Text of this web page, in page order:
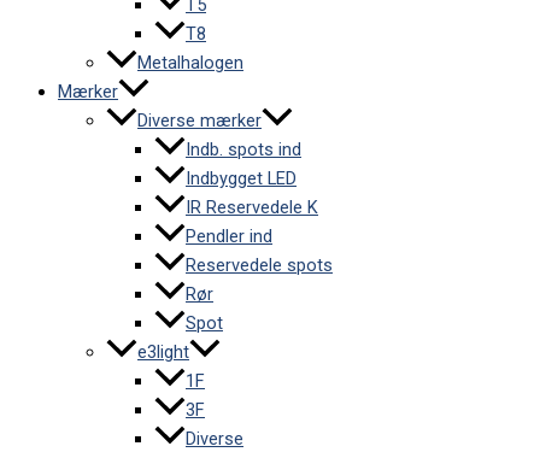
T5
T8
Metalhalogen
Mærker
Diverse mærker
Indb. spots ind
Indbygget LED
IR Reservedele K
Pendler ind
Reservedele spots
Rør
Spot
e3light
1F
3F
Diverse